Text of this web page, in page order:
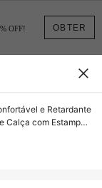
OBTER
OFF!
e Retardante
Calça com Estampa
Bebê